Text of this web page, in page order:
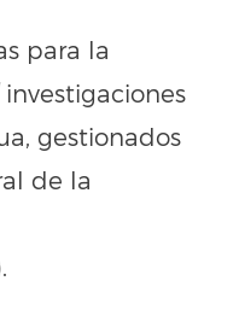
para la
gestionados
de la